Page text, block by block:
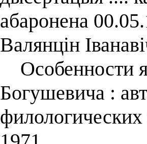
абаронена
Валянцін
Особенности
Богушевича :